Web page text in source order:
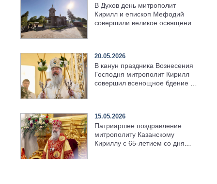
В Духов день митрополит
Кирилл и епископ Мефодий
совершили великое освящение
20.05.2026
В канун праздника Вознесения
Господня митрополит Кирилл
совершил всенощное бдение в
15.05.2026
Патриаршее поздравление
митрополиту Казанскому
Кириллу с 65-летием со дня